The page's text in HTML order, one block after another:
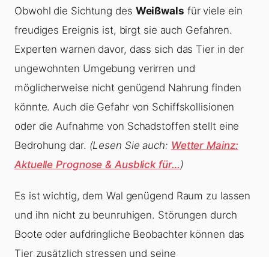
Obwohl die Sichtung des Weißwals für viele ein
freudiges Ereignis ist, birgt sie auch Gefahren.
Experten warnen davor, dass sich das Tier in der
ungewohnten Umgebung verirren und
möglicherweise nicht genügend Nahrung finden
könnte. Auch die Gefahr von Schiffskollisionen
oder die Aufnahme von Schadstoffen stellt eine
Bedrohung dar. (Lesen Sie auch: Wetter Mainz:
Aktuelle Prognose & Ausblick für…)
Es ist wichtig, dem Wal genügend Raum zu lassen
und ihn nicht zu beunruhigen. Störungen durch
Boote oder aufdringliche Beobachter können das
Tier zusätzlich stressen und seine